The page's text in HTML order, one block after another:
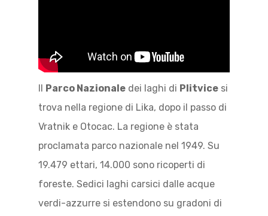
Parco Nazionale dei laghi di Plitvice si
trova nella regione di Lika, dopo il passo di
Vratnik e Otocac. La regione è stata
proclamata parco nazionale nel 1949. Su
19.479 ettari, 14.000 sono ricoperti di
foreste. Sedici laghi carsici dalle acque
verdi-azzurre si estendono su gradoni di